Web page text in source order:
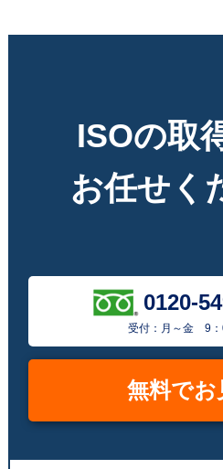
ISOの取
お任せく
0120-
受付：月～金 9：
無料でお